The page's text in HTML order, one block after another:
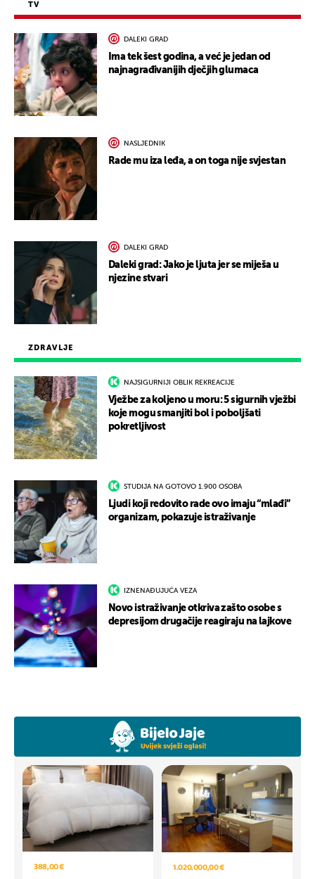
ZDRAVLJE
NAJSIGURNIJI OBLIK REKREACIJE
Vježbe za koljeno u moru: 5 sigurnih vježbi
koje mogu smanjiti bol i poboljšati
pokretljivost
STUDIJA NA GOTOVO 1.900 OSOBA
Ljudi koji redovito rade ovo imaju “mlađi”
organizam, pokazuje istraživanje
IZNENAĐUJUĆA VEZA
Novo istraživanje otkriva zašto osobe s
depresijom drugačije reagiraju na lajkove
TV
DALEKI GRAD
Ima tek šest godina, a već je jedan od
najnagrađivanijih dječjih glumaca
NASLJEDNIK
Rade mu iza leđa, a on toga nije svjestan
DALEKI GRAD
Daleki grad: Jako je ljuta jer se miješa u
njezine stvari
388,00 € 1.020.000,00 €